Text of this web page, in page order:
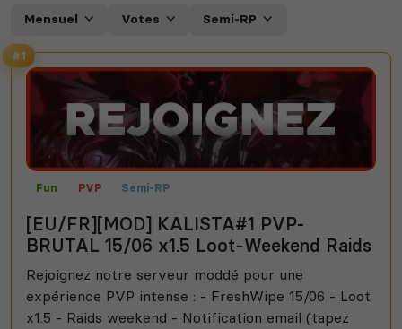
Mensuel Votes Semi-RP
#1
Fun PVP Semi-RP
[EU/FR][MOD] KALISTA#1 PVP-
BRUTAL 15/06 x1.5 Loot-Weekend Raids
Rejoignez notre serveur moddé pour une
expérience PVP intense : - FreshWipe 15/06 - Loot
x1.5 - Raids weekend - Notification email (tapez